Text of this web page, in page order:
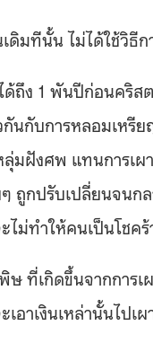
มทีนั้น ไม่ได้ใช้วิธีก
ถึง 1 พันปีก่อนคริส
นกับการหลอมเหรี
มฝังศพ แทนการเผ
ถูกปรับเปลี่ยนจนก
ไม่ทำให้คนเป็นโชคร้
ที่เกิดขึ้นจากการเ
อาเงินเหล่านั้นไปเ